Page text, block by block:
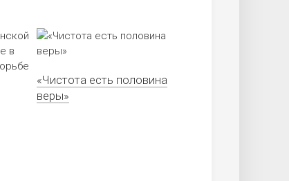
«Чистота есть половина
веры»